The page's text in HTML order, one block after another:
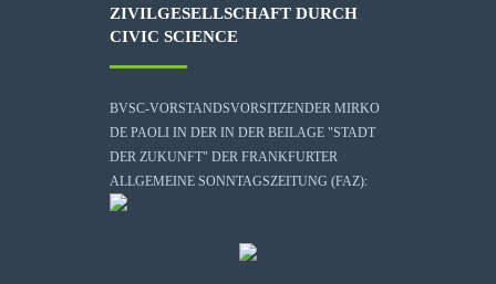
ZIVILGESELLSCHAFT DURCH
CIVIC SCIENCE
BVSC-VORSTANDSVORSITZENDER MIRKO
DE PAOLI IN DER IN DER BEILAGE "STADT
DER ZUKUNFT" DER FRANKFURTER
ALLGEMEINE SONNTAGSZEITUNG (FAZ):